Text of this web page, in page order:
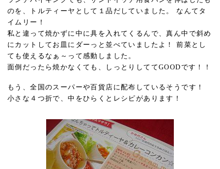
のを、トルティーヤとして１品だしていました。 なんてタ
イムリー！
私と違って焼かずに中に具を入れてくるんで、真ん中で斜め
にカットしてお皿にダーっと並べていましたよ！ 前菜とし
ても使えるなぁ～って感動しました。
面倒だったら焼かなくても、しっとりしててGOODです！！
もう、全国のスーパーや百貨店に配布しているそうです！
小さな４つ折で、中をひらくとレシピがあります！